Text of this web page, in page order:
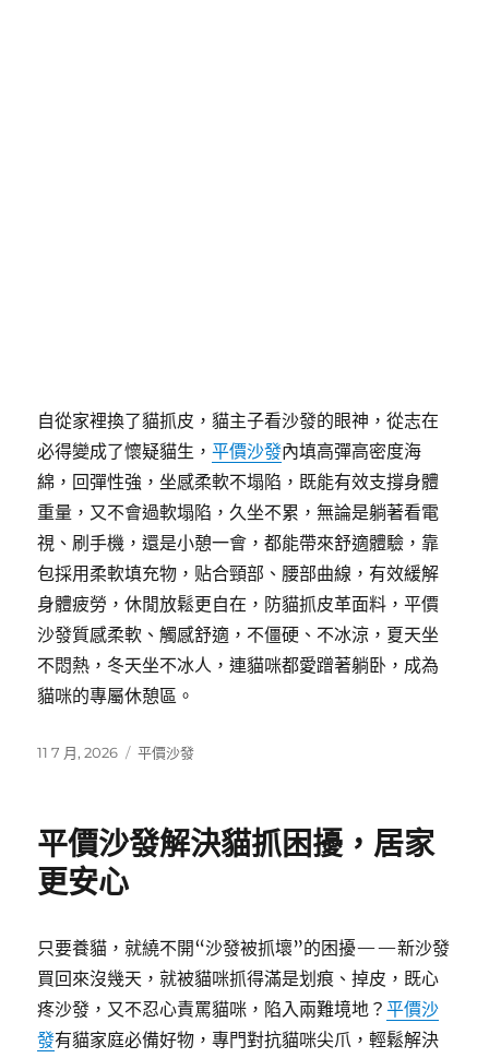
自從家裡換了貓抓皮，貓主子看沙發的眼神，從志在
必得變成了懷疑貓生，平價沙發內填高彈高密度海
綿，回彈性強，坐感柔軟不塌陷，既能有效支撐身體
重量，又不會過軟塌陷，久坐不累，無論是躺著看電
視、刷手機，還是小憩一會，都能帶來舒適體驗，靠
包採用柔軟填充物，贴合頸部、腰部曲線，有效緩解
身體疲勞，休閒放鬆更自在，防貓抓皮革面料，平價
沙發質感柔軟、觸感舒適，不僵硬、不冰涼，夏天坐
不悶熱，冬天坐不冰人，連貓咪都愛蹭著躺卧，成為
貓咪的專屬休憩區。
發
11 7 月, 2026
分
平價沙發
平價沙發解決貓抓困擾，居家
更安心
只要養貓，就繞不開“沙發被抓壞”的困擾——新沙發
買回來沒幾天，就被貓咪抓得滿是划痕、掉皮，既心
疼沙發，又不忍心責罵貓咪，陷入兩難境地？平價沙
發有貓家庭必備好物，專門對抗貓咪尖爪，輕鬆解決